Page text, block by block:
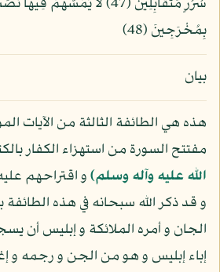
سُرُرٍ مُّتَقَابِلِينَ (47) لاَ
بِمُخْرَجِينَ (48)
بيان
هذه هي الطائفة الثالثة من الآيات
مفتتح السورة من استهزاء الكفار
الله عليه وآله وسلم)و اقتراحهم
و قد ذكر الله سبحانه في هذه
الجان و أمره الملائكة و إبليس أن
إباء إبليس و هو من الجن و رجمه و